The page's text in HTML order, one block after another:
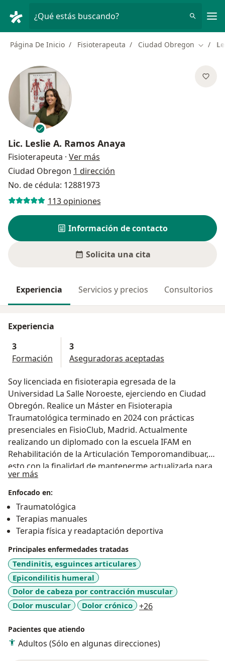
¿Qué estás buscando?
Página De Inicio Fisioterapeuta Ciudad Obregon
Lic. Leslie A. Ramos Anaya
Fisioterapeuta · Ver más
Ciudad Obregon 1 dirección
No. de cédula: 12881973
113 opiniones
Información de contacto
Solicita una cita
Experiencia Servicios y precios Consultorios
Experiencia
3
Formación
3
Aseguradoras aceptadas
Soy licenciada en fisioterapia egresada de la
Universidad La Salle Noroeste, ejerciendo en Ciudad
Obregón. Realice un Máster en Fisioterapia
Traumatológica terminado en 2024 con prácticas
presenciales en FisioClub, Madrid. Actualmente
realizando un diplomado con la escuela IFAM en
Rehabilitación de la Articulación Temporomandibuar,
esto con la finalidad de mantenerme actualizada para
así brindar una mejor valoración a mis pacientes, así
como un tratamiento personalizado con ejercicios
terapéuticos y técnicas adecuadas para lograr una
mejor calidad de vida.
ver más
Enfocado en:
Traumatológica
Terapias manuales
Terapia física y readaptación deportiva
Principales enfermedades tratadas
Tendinitis, esguinces articulares
Epicondilitis humeral
Dolor de cabeza por contracción muscular
Dolor muscular
Dolor crónico +26
Pacientes que atiendo
Adultos (Sólo en algunas direcciones)